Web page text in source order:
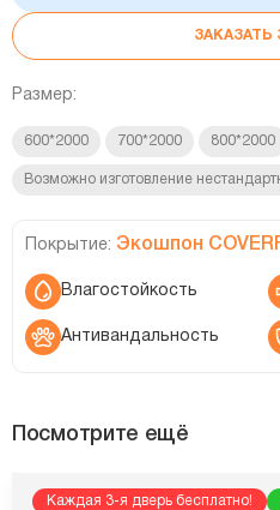
ЗАКАЗАТЬ
Размер:
600*2000 700*2000 800*2000
Возможно изготовление
Покрытие: Экошпон
Влагостойкость
Антивандальность
Посмотрите ещё
Каждая 3-я дверь бесплатно!